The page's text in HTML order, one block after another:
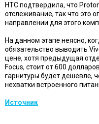
HTC подтвердила,что
отслеживание, так что это
направлении для этого
На данном этапе неясно,
обязательство выводить
цене, хотя предыдущая
Focus, стоит от 600
гарнитуры будет дешевле,
нехватки встроенного
Источник